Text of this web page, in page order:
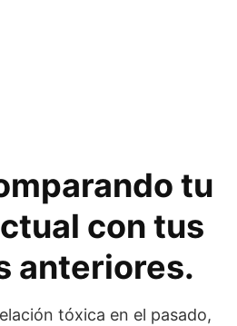
tu
con tus
anteriores.
tóxica en el pasado,